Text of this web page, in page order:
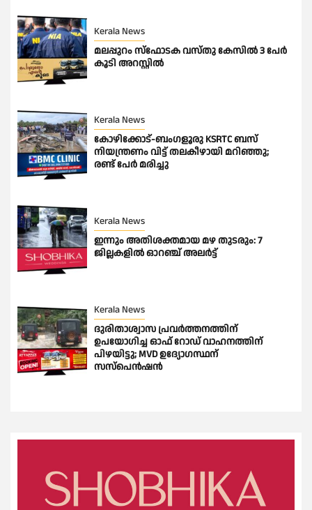
Kerala News
മലപ്പുറം സ്ഫോടക വസ്തു കേസിൽ 3 പേർ
കൂടി അറസ്റ്റിൽ
Kerala News
കോഴിക്കോട്-ബംഗളൂരു KSRTC ബസ്
നിയന്ത്രണം വിട്ട് തലകീഴായി മറിഞ്ഞു;
രണ്ട് പേർ മരിച്ചു
Kerala News
ഇന്നും അതിശക്തമായ മഴ തുടരും: 7
ജില്ലകളിൽ ഓറഞ്ച് അലർട്ട്
Kerala News
ദുരിതാശ്വാസ പ്രവർത്തനത്തിന്
ഉപയോഗിച്ച ഓഫ് റോഡ് വാഹനത്തിന്
പിഴയിട്ടു; MVD ഉദ്യോഗസ്ഥന്
സസ്പെൻഷൻ